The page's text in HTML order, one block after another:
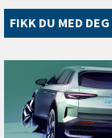
FIKK DU MED